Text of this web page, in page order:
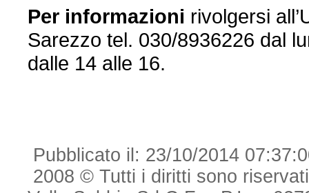
Per informazioni rivolgersi
Sarezzo tel. 030/8936226 dal
dalle 14 alle 16.
Pubblicato il: 23/10/2014
2008 © Tutti i diritti sono